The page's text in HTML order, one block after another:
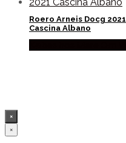
Roero Arneis Docg 2021
Cascina Albano
×
×